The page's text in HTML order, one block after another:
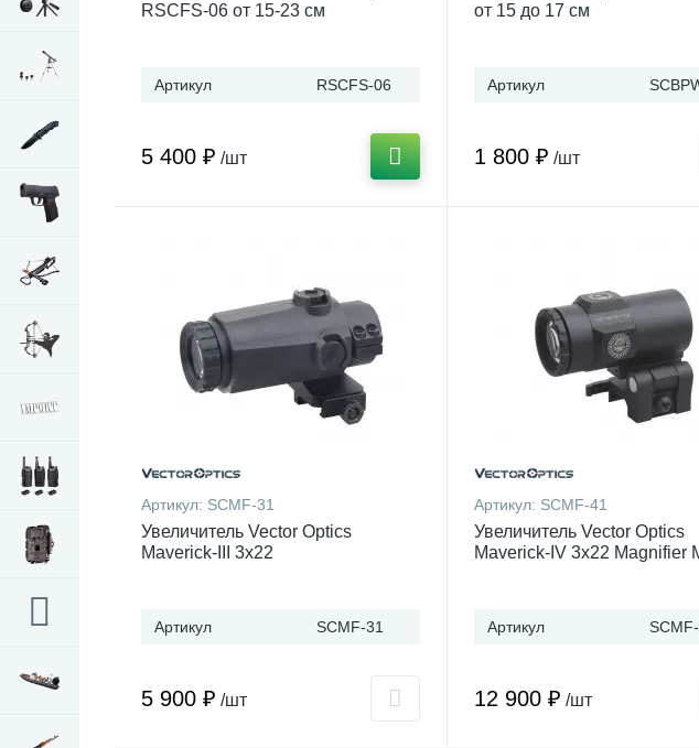
RSCFS-06 от 15-23 см
Артикул RSCFS-06
5 400 ₽ /шт
от 15 до 17 см
Артикул
1 800 ₽ /шт
Артикул: SCMF-31
Увеличитель Vector Optics
Maverick-III 3x22
Артикул SCMF-31
5 900 ₽ /шт
Артикул: SCMF-41
Увеличитель Vector Optics
Maverick-IV 3x22 Magnifier
Артикул
12 900 ₽ /шт